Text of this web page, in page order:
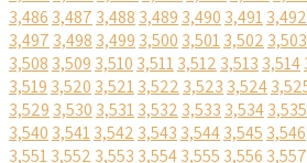
3,486 3,487 3,488 3,489 3,490 3,4913,492
3,497 3,498 3,499 3,500 3,5013,502 3,503
3,508 3,509 3,510 3,5113,512 3,513 3,514
3,519 3,520 3,5213,522 3,523 3,524
3,529 3,530 3,5313,532 3,533 3,5343,535
3,540 3,5413,542 3,543 3,5443,545 3,546
3,5513,552 3,553 3,5543,555 3,556 3,557